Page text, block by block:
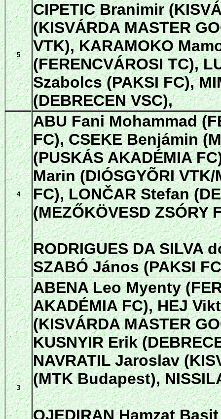
5
CIPETIC Branimir
(KISVÁRDA MASTER
VTK), KARAMOKO
(FERENCVÁROSI TC),
Szabolcs (PAKSI FC),
(DEBRECEN VSC),
4
ABU Fani Mohammad
FC), CSEKE Benjámin
(PUSKÁS AKADÉMIA
Marin (DIÓSGYÕRI
FC), LONČAR Stefan
(MEZŐKÖVESD ZSÓRY
RODRIGUES DA SILVA
SZABÓ János (PAKSI
3
ABENA Leo Myenty
AKADÉMIA FC), HEJ
(KISVÁRDA MASTER
KUSNYIR Erik
NAVRATIL Jaroslav
(MTK Budapest),
OJEDIRAN Hamzat